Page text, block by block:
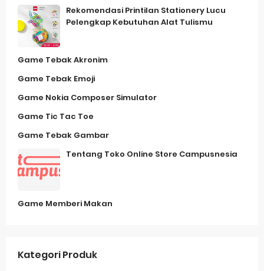
Rekomendasi Printilan Stationery Lucu
Pelengkap Kebutuhan Alat Tulismu
Game Tebak Akronim
Game Tebak Emoji
Game Nokia Composer Simulator
Game Tic Tac Toe
Game Tebak Gambar
Tentang Toko Online Store Campusnesia
Game Memberi Makan
Kategori Produk